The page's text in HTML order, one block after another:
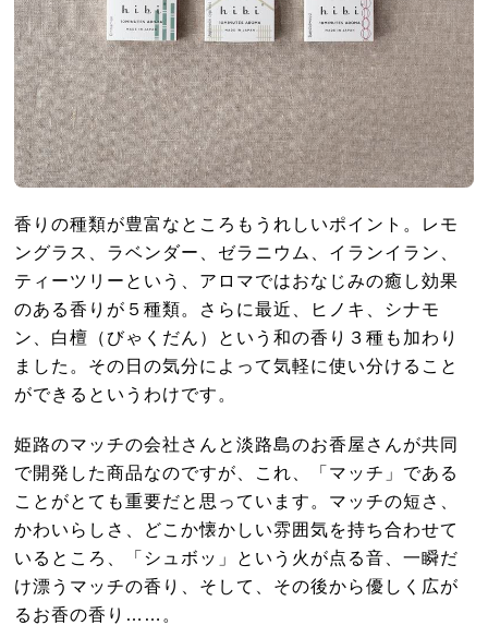
香りの種類が豊富なところもうれしいポイント。レモ
ングラス、ラベンダー、ゼラニウム、イランイラン、
ティーツリーという、アロマではおなじみの癒し効果
のある香りが５種類。さらに最近、ヒノキ、シナモ
ン、白檀（びゃくだん）という和の香り３種も加わり
ました。その日の気分によって気軽に使い分けること
ができるというわけです。
姫路のマッチの会社さんと淡路島のお香屋さんが共同
で開発した商品なのですが、これ、「マッチ」である
ことがとても重要だと思っています。マッチの短さ、
かわいらしさ、どこか懐かしい雰囲気を持ち合わせて
いるところ、「シュボッ」という火が点る音、一瞬だ
け漂うマッチの香り、そして、その後から優しく広が
るお香の香り……。